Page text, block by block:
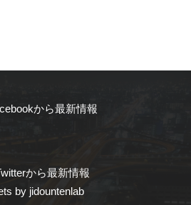
から最新情報
から最新情報
by jidountenlab